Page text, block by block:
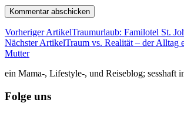
Vorheriger ArtikelTraumurlaub: Familotel St.
Nächster ArtikelTraum vs. Realität – der Alltag
Mutter
ein Mama-, Lifestyle-, und Reiseblog; sesshaft
Folge uns